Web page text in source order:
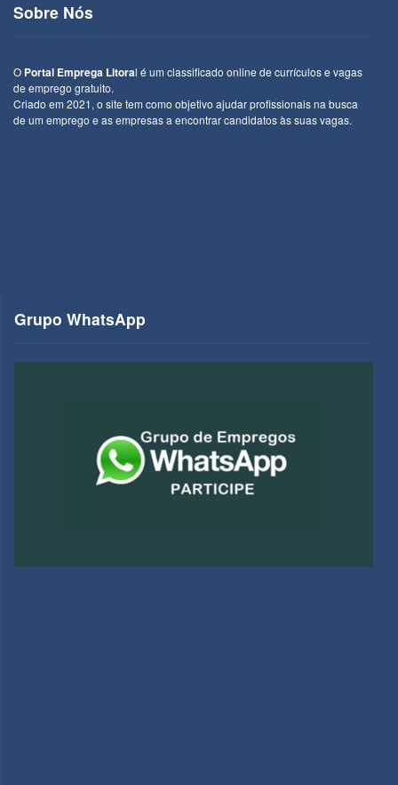
Sobre Nós
O Portal Emprega Litoral é um classificado online de currículos e vagas
de emprego gratuito.
Criado em 2021, o site tem como objetivo ajudar profissionais na busca
de um emprego e as empresas a encontrar candidatos às suas vagas.
Grupo WhatsApp